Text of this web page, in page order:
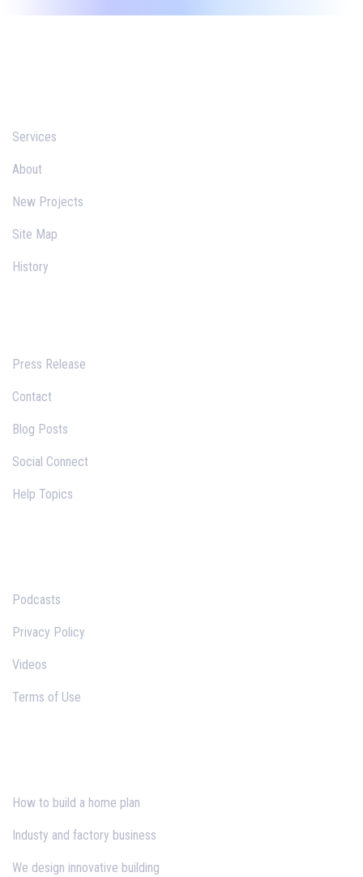
Services
About
New Projects
Site Map
History
Press Release
Contact
Blog Posts
Social Connect
Help Topics
Podcasts
Privacy Policy
Videos
Terms of Use
How to build a home plan
Industy and factory business
We design innovative building